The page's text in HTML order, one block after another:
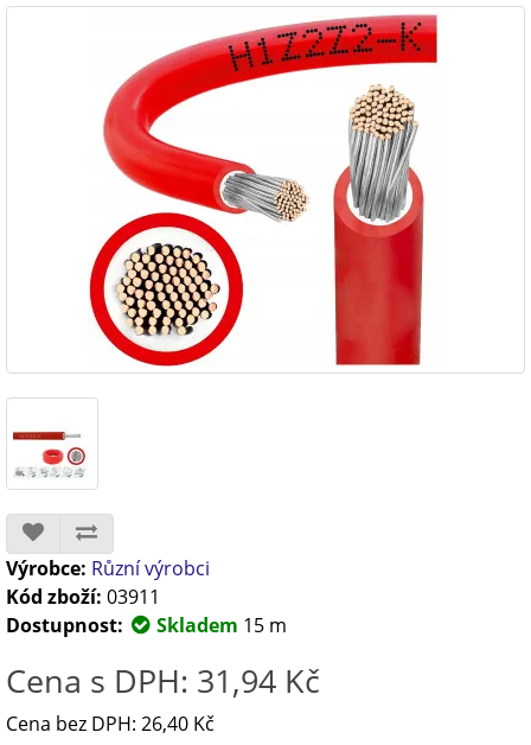
Výrobce: Různí výrobci
Kód zboží: 03911
Dostupnost:
Skladem 15 m
Cena s DPH: 31,94 Kč
Cena bez DPH: 26,40 Kč